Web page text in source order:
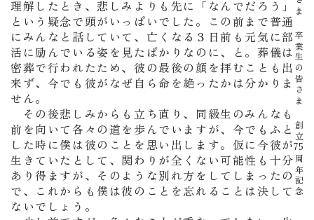
理解したとき、悲しみよりも先に「なんでだろう」
という疑念で頭がいっぱいでした。この前まで普通
にみんなと話していて、亡くなる３日前も元気に部
活に励んでいる姿を見たばかりなのに、と。葬儀は
密葬で行われたため、彼の最後の顔を拝むことも出
来ず、今でも彼がなぜ自ら命を絶ったかは分かりま
せん。
その後悲しみからも立ち直り、同級生のみんなも
前を向いて各々の道を歩んでいますが、今でもふと
した時に僕は彼のことを思い出します。仮に今彼が
生きていたとして、関わりが全くない可能性も十分
あり得ますが、そのような別れ方をしてしまったの
で、これからも僕は彼のことを忘れることは決して
ないでしょう。
卒業生の皆さま
創立
75
周年記念